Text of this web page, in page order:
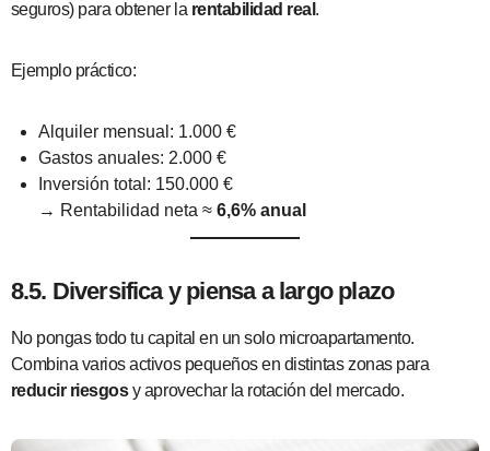
seguros) para obtener la rentabilidad real .
Ejemplo práctico:
Alquiler mensual: 1.000 €
Gastos anuales: 2.000 €
Inversión total: 150.000 €
→ Rentabilidad neta ≈6,6% anual
8.5. Diversifica y piensa a largo plazo
No pongas todo tu capital en un solo microapartamento.
Combina varios activos pequeños en distintas zonas para
reducir riesgosy aprovechar la rotación del mercado.